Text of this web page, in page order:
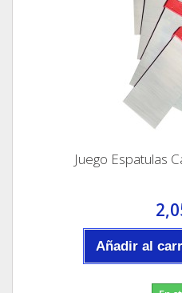
Juego Espatulas
Añadir al